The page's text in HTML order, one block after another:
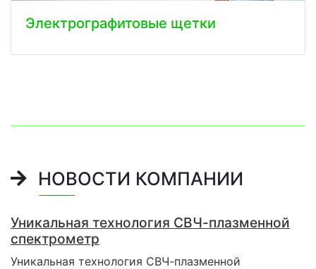
Электрографитовые щетки
НОВОСТИ КОМПАНИИ
Уникальная технология СВЧ-плазменной
спектрометр
Уникальная технология СВЧ-плазменной